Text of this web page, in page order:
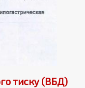
тиску (ВБД)